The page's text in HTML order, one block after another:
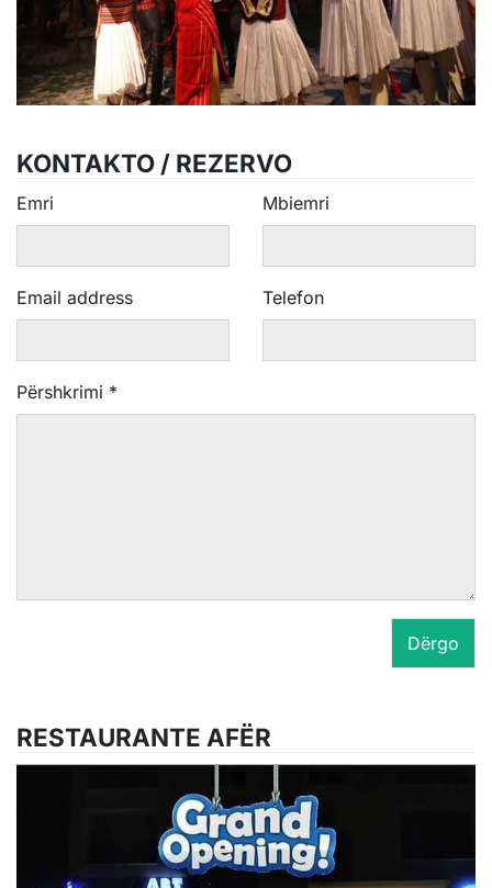
KONTAKTO / REZERVO
Emri Mbiemri
Email address Telefon
Përshkrimi *
Dërgo
RESTAURANTE AFËR